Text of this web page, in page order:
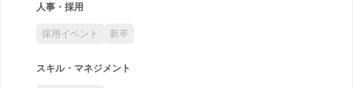
人事・採用
採用イベント 新卒
スキル・マネジメント